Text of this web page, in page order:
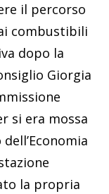
il percorso
combustibili
dopo la
Giorgia
si era mossa
la propria